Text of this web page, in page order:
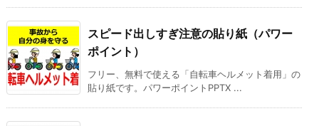
スピード出しすぎ注意の貼り紙（パワー
ポイント）
フリー、無料で使える「自転車ヘルメット着用」の
貼り紙です。パワーポイントPPTX ...